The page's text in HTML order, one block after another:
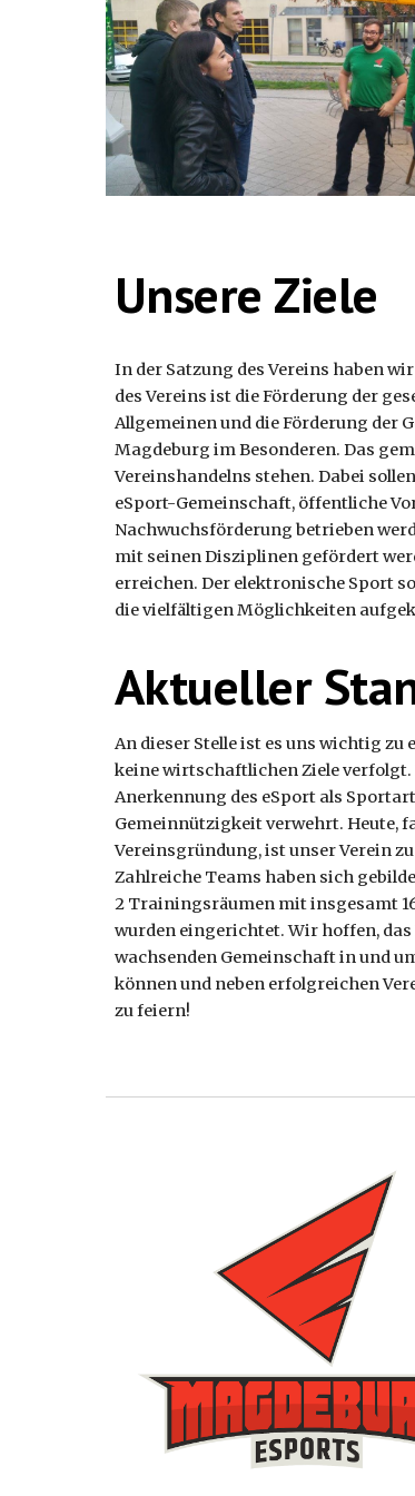
Unsere Ziele
In der Satzung des Vereins haben
des Vereins ist die Förderung der
Allgemeinen und die Förderung der
Magdeburg im Besonderen. Das
Vereinshandelns stehen. Dabei
eSport-Gemeinschaft, öffentliche
Nachwuchsförderung betrieben
mit seinen Disziplinen gefördert
erreichen. Der elektronische Sport
die vielfältigen Möglichkeiten
Aktueller
An dieser Stelle ist es uns wichtig zu
keine wirtschaftlichen Ziele
Anerkennung des eSport als
Gemeinnützigkeit verwehrt. Heute,
Vereinsgründung, ist unser Verein
Zahlreiche Teams haben sich
2 Trainingsräumen mit insgesamt
wurden eingerichtet. Wir hoffen,
wachsenden Gemeinschaft in und
können und neben erfolgreichen
zu feiern!